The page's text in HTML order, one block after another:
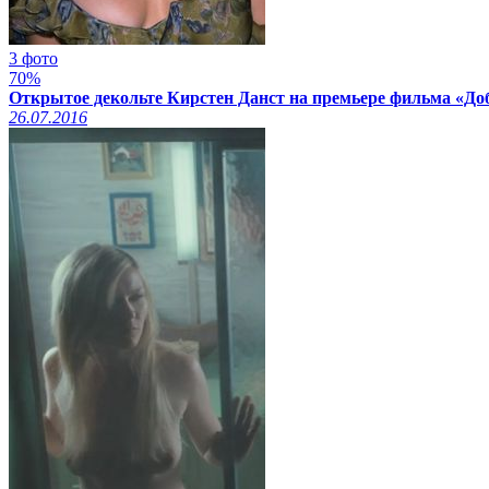
3 фото
70%
Открытое декольте Кирстен Данст на премьере фильма
26.07.2016